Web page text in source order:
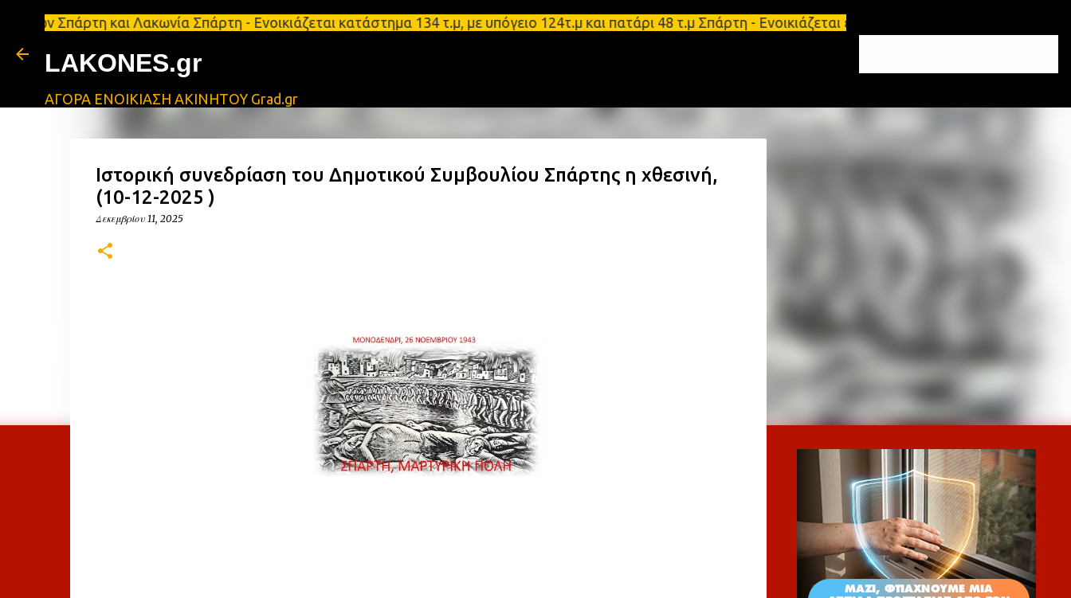
Μετάβαση στο κύριο περιεχόμενο
και Λακωνία Σπάρτη - Ενοικιάζεται κατάστημα 134 τ.μ, με υπόγειο 124τ.μ και πατάρι 48 τ.μ Σπάρτη - Ενοικιάζεται επιπλωμένο διαμέρισμα
LAKONES.gr
ΑΓΟΡΑ ΕΝΟΙΚΙΑΣΗ ΑΚΙΝΗΤΟΥ Grad.gr
Ιστορική συνεδρίαση του Δημοτικού Συμβουλίου Σπάρτης η χθεσινή,
(10-12-2025 )
Δεκεμβρίου 11, 2025